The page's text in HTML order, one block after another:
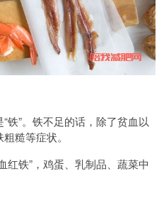
铁”。铁不足的话，除了贫血以
糙等症状。
红铁”，鸡蛋、乳制品、蔬菜中